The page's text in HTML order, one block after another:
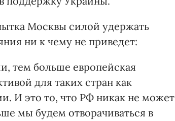
Москвы силой удержать
ни к чему не приведет:
тем больше европейская
для таких стран как
И это то, что РФ никак не может
мы будем отворачиваться в